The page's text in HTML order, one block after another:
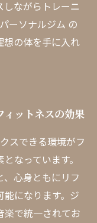
ながらトレーニ
ーソナルジム の
想の体を手に入れ
ィットネスの効果
スできる環境がフ
なっています。
心身ともにリフ
になります。ジ
楽で統一されてお